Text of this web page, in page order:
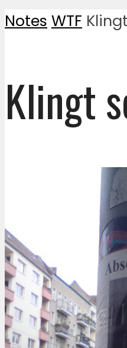
Notes WTF
Klingt